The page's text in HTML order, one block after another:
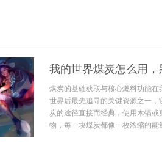
我的世界煤炭怎么用
煤炭的基础获取与核心燃料功能
世界后最先追寻的关键资源之一
炭的途径直接而经典，使用木镐
物，每一块煤炭都像一枚浓缩的能